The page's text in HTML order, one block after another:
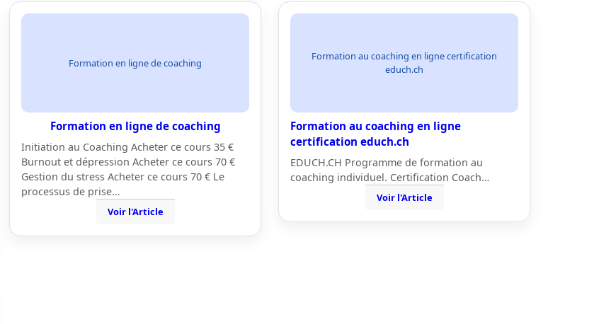
Formation en ligne de coaching
Formation en ligne de coaching
Initiation au Coaching Acheter ce cours 35 €
Burnout et dépression Acheter ce cours 70 €
Gestion du stress Acheter ce cours 70 € Le
processus de prise…
Voir l'Article
Formation au coaching en ligne certification
educh.ch
Formation au coaching en ligne
certification educh.ch
EDUCH.CH Programme de formation au
coaching individuel. Certification Coach…
Voir l'Article